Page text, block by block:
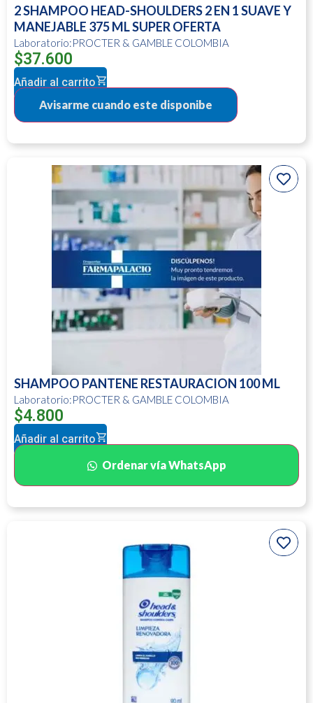
2 SHAMPOO HEAD-SHOULDERS 2 EN 1 SUAVE Y
MANEJABLE 375 ML SUPER OFERTA
Laboratorio:PROCTER & GAMBLE COLOMBIA
$37.600
Añadir al carrito
SHAMPOO PANTENE RESTAURACION 100 ML
Laboratorio:PROCTER & GAMBLE COLOMBIA
$4.800
Añadir al carrito
Ordenar vía WhatsApp